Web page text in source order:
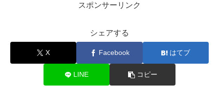
スポンサーリンク
シェアする
X Facebook はてブ
LINE コピー